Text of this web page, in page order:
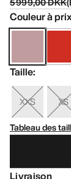
Couleur à
Taille:
XXS XS
Tableau des